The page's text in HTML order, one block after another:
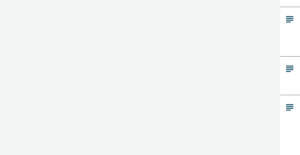
subject
subject
subject